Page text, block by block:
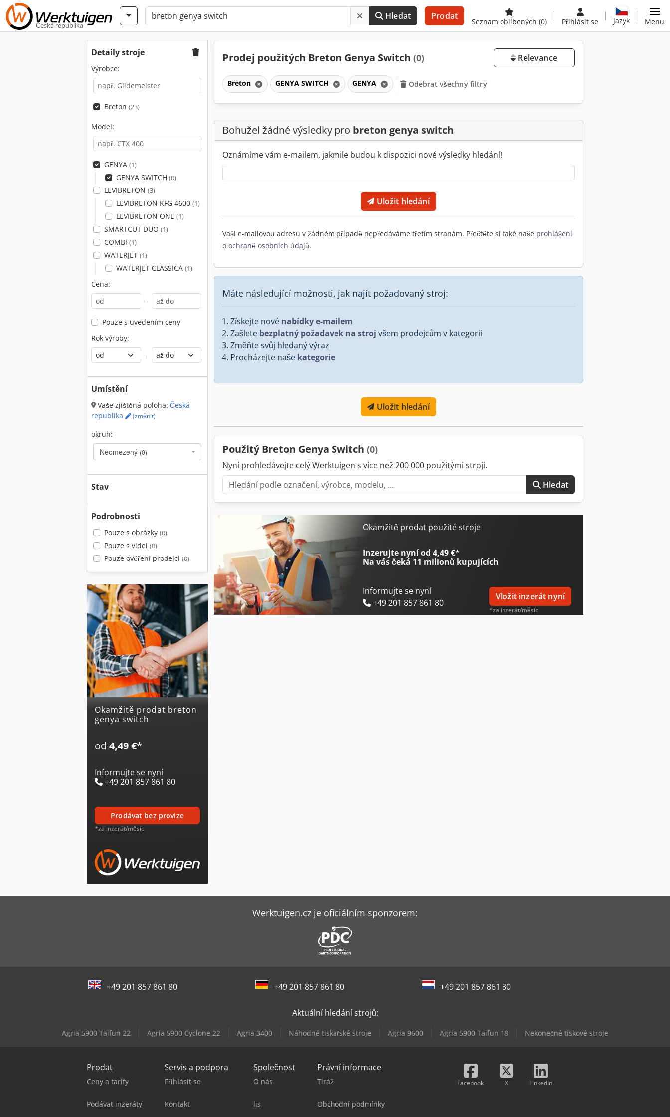
Česká republika
Hledat Prodat
Seznam oblíbených (0) Přihlásit se Jazyk Menu
Detaily stroje
Výrobce:
Breton (23)
Model:
GENYA (1)
GENYA SWITCH (0)
LEVIBRETON (3)
LEVIBRETON KFG 4600 (1)
LEVIBRETON ONE (1)
SMARTCUT DUO (1)
COMBI (1)
WATERJET (1)
WATERJET CLASSICA (1)
Cena:
-
Pouze s uvedením ceny
Rok výroby:
-
Umístění
Vaše zjištěná poloha: Česká
republika
(změnit)
okruh:
Neomezený (0)
Stav
Podrobnosti
Pouze s obrázky (0)
Pouze s videi (0)
Pouze ověření prodejci (0)
Okamžitě prodat breton
genya switch
od 4,49 €*
Informujte se nyní
+49 201 857 861 80
prodávat bez provize
*za inzerát/měsíc
Prodej použitých Breton Genya Switch (0) Relevance
Breton GENYA SWITCH GENYA Odebrat všechny filtry
Bohužel žádné výsledky pro breton genya switch
Oznámíme vám e-mailem, jakmile budou k dispozici nové výsledky hledání!
Uložit hledání
Vaši e-mailovou adresu v žádném případě nepředáváme třetím stranám. Přečtěte si také naše prohlášení
o ochraně osobních údajů.
Máte následující možnosti, jak najít požadovaný stroj:
Získejte nové nabídky e-mailem
Zašlete bezplatný požadavek na stroj všem prodejcům v kategorii
Změňte svůj hledaný výraz
Procházejte naše kategorie
Uložit hledání
Použitý Breton Genya Switch (0)
Nyní prohledávejte celý Werktuigen s více než 200 000 použitými stroji.
Hledat
Okamžitě prodat použité stroje
Inzerujte nyní od 4,49 €*
Na vás čeká 11 milionů kupujících
Informujte se nyní
+49 201 857 861 80
Vložit inzerát nyní
*za inzerát/měsíc
Werktuigen.cz je oficiálním sponzorem:
+49 201 857 861 80 +49 201 857 861 80 +49 201 857 861 80
Aktuální hledání strojů:
Agria 5900 Taifun 22 Agria 5900 Cyclone 22 Agria 3400 Náhodné tiskařské stroje Agria 9600 Agria 5900 Taifun 18 Nekonečné tiskové stroje
Prodat
Ceny a tarify
Podávat inzeráty
Servis a podpora
Přihlásit se
Kontakt
Společnost
O nás
lis
Právní informace
Tiráž
Obchodní podmínky
Facebook X LinkedIn